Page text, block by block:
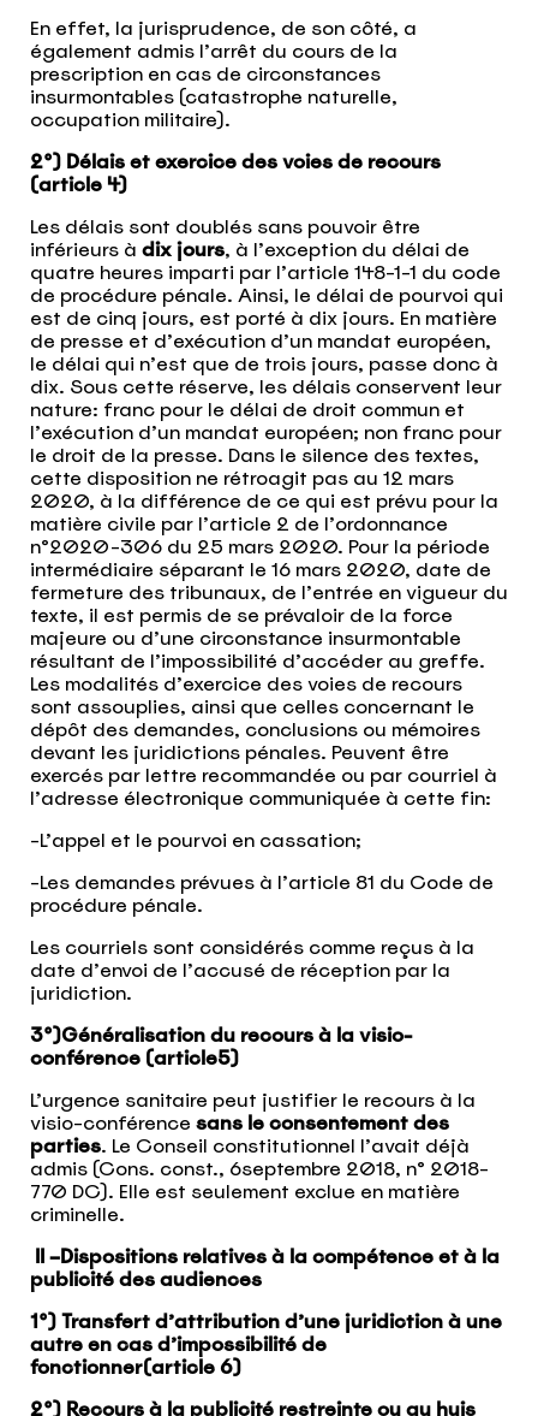
En effet, la jurisprudence, de son côté, a
également admis l’arrêt du cours de la
prescription en cas de circonstances
insurmontables (catastrophe naturelle,
occupation militaire).
2°) Délais et exercice des voies de recours
(article 4)
Les délais sont doublés sans pouvoir être
inférieurs à dix jours, à l’exception du délai de
quatre heures imparti par l’article 148-1-1 du code
de procédure pénale. Ainsi, le délai de pourvoi qui
est de cinq jours, est porté à dix jours. En matière
de presse et d’exécution d’un mandat européen,
le délai qui n’est que de trois jours, passe donc à
dix. Sous cette réserve, les délais conservent leur
nature: franc pour le délai de droit commun et
l’exécution d’un mandat européen; non franc pour
le droit de la presse. Dans le silence des textes,
cette disposition ne rétroagit pas au 12 mars
2020, à la différence de ce qui est prévu pour la
matière civile par l’article 2 de l’ordonnance
n°2020-306 du 25 mars 2020. Pour la période
intermédiaire séparant le 16 mars 2020, date de
fermeture des tribunaux, de l’entrée en vigueur du
texte, il est permis de se prévaloir de la force
majeure ou d’une circonstance insurmontable
résultant de l’impossibilité d’accéder au greffe.
Les modalités d’exercice des voies de recours
sont assouplies, ainsi que celles concernant le
dépôt des demandes, conclusions ou mémoires
devant les juridictions pénales. Peuvent être
exercés par lettre recommandée ou par courriel à
l’adresse électronique communiquée à cette fin:
-L’appel et le pourvoi en cassation;
-Les demandes prévues à l’article 81 du Code de
procédure pénale.
Les courriels sont considérés comme reçus à la
date d’envoi de l’accusé de réception par la
juridiction.
3°)Généralisation du recours à la visio-
conférence (article5)
L’urgence sanitaire peut justifier le recours à la
visio-conférence sans le consentement des
parties. Le Conseil constitutionnel l’avait déjà
admis (Cons. const., 6septembre 2018, n° 2018-
770 DC). Elle est seulement exclue en matière
criminelle.
II –Dispositions relatives à la compétence et à la
publicité des audiences
1°) Transfert d’attribution d’une juridiction à une
autre en cas d’impossibilité de
fonctionner(article 6)
2°) Recours à la publicité restreinte ou au huis